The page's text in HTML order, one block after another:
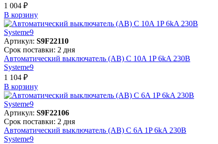
1 004 ₽
В корзинy
Артикул: S9F22110
Срок поставки: 2 дня
Автоматический выключатель (АВ) C 10A 1P 6kA 230В
Systeme9
1 104 ₽
В корзинy
Артикул: S9F22106
Срок поставки: 2 дня
Автоматический выключатель (АВ) C 6A 1P 6kA 230В
Systeme9